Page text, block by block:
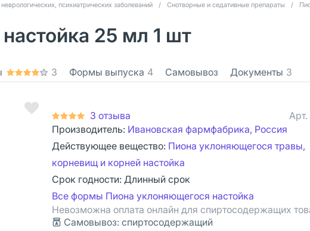
психиатрических заболеваний / Снотворные и седативные препараты /
25 мл 1 шт
3 Формы выпуска 4 Самовывоз Документы 3
3 отзыва Арт.
Производитель: Ивановская фармфабрика, Россия
Действующее вещество: Пиона уклоняющегося травы,
корневищ и корней настойка
Срок годности: Длинный срок
Все формы Пиона уклоняющегося настойка
Невозможна оплата онлайн для спиртосодержащих
Cамовывоз: спиртосодержащий